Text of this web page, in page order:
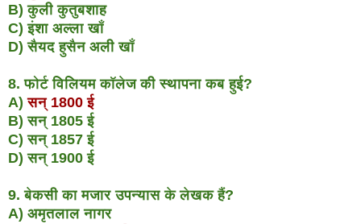
B) कुली कुतुबशाह
C) इंशा अल्ला खाँ
D) सैयद हुसैन अली खाँ
8. फोर्ट विलियम कॉलेज की स्थापना कब हुई?
A)सन् 1800 ई
B) सन् 1805 ई
C) सन् 1857 ई
D) सन् 1900 ई
9. बेकसी का मजार उपन्यास के लेखक हैं?
A) अमृतलाल नागर